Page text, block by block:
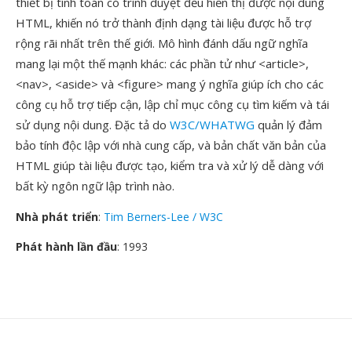
HTML, khiến nó trở thành định dạng tài liệu được hỗ trợ
rộng rãi nhất trên thế giới. Mô hình đánh dấu ngữ nghĩa
mang lại một thế mạnh khác: các phần tử như <article>,
<nav>, <aside> và <figure> mang ý nghĩa giúp ích cho các
công cụ hỗ trợ tiếp cận, lập chỉ mục công cụ tìm kiếm và tái
sử dụng nội dung. Đặc tả do W3C/WHATWG quản lý đảm
bảo tính độc lập với nhà cung cấp, và bản chất văn bản của
HTML giúp tài liệu được tạo, kiểm tra và xử lý dễ dàng với
bất kỳ ngôn ngữ lập trình nào.
Nhà phát triển: Tim Berners-Lee / W3C
Phát hành lần đầu: 1993